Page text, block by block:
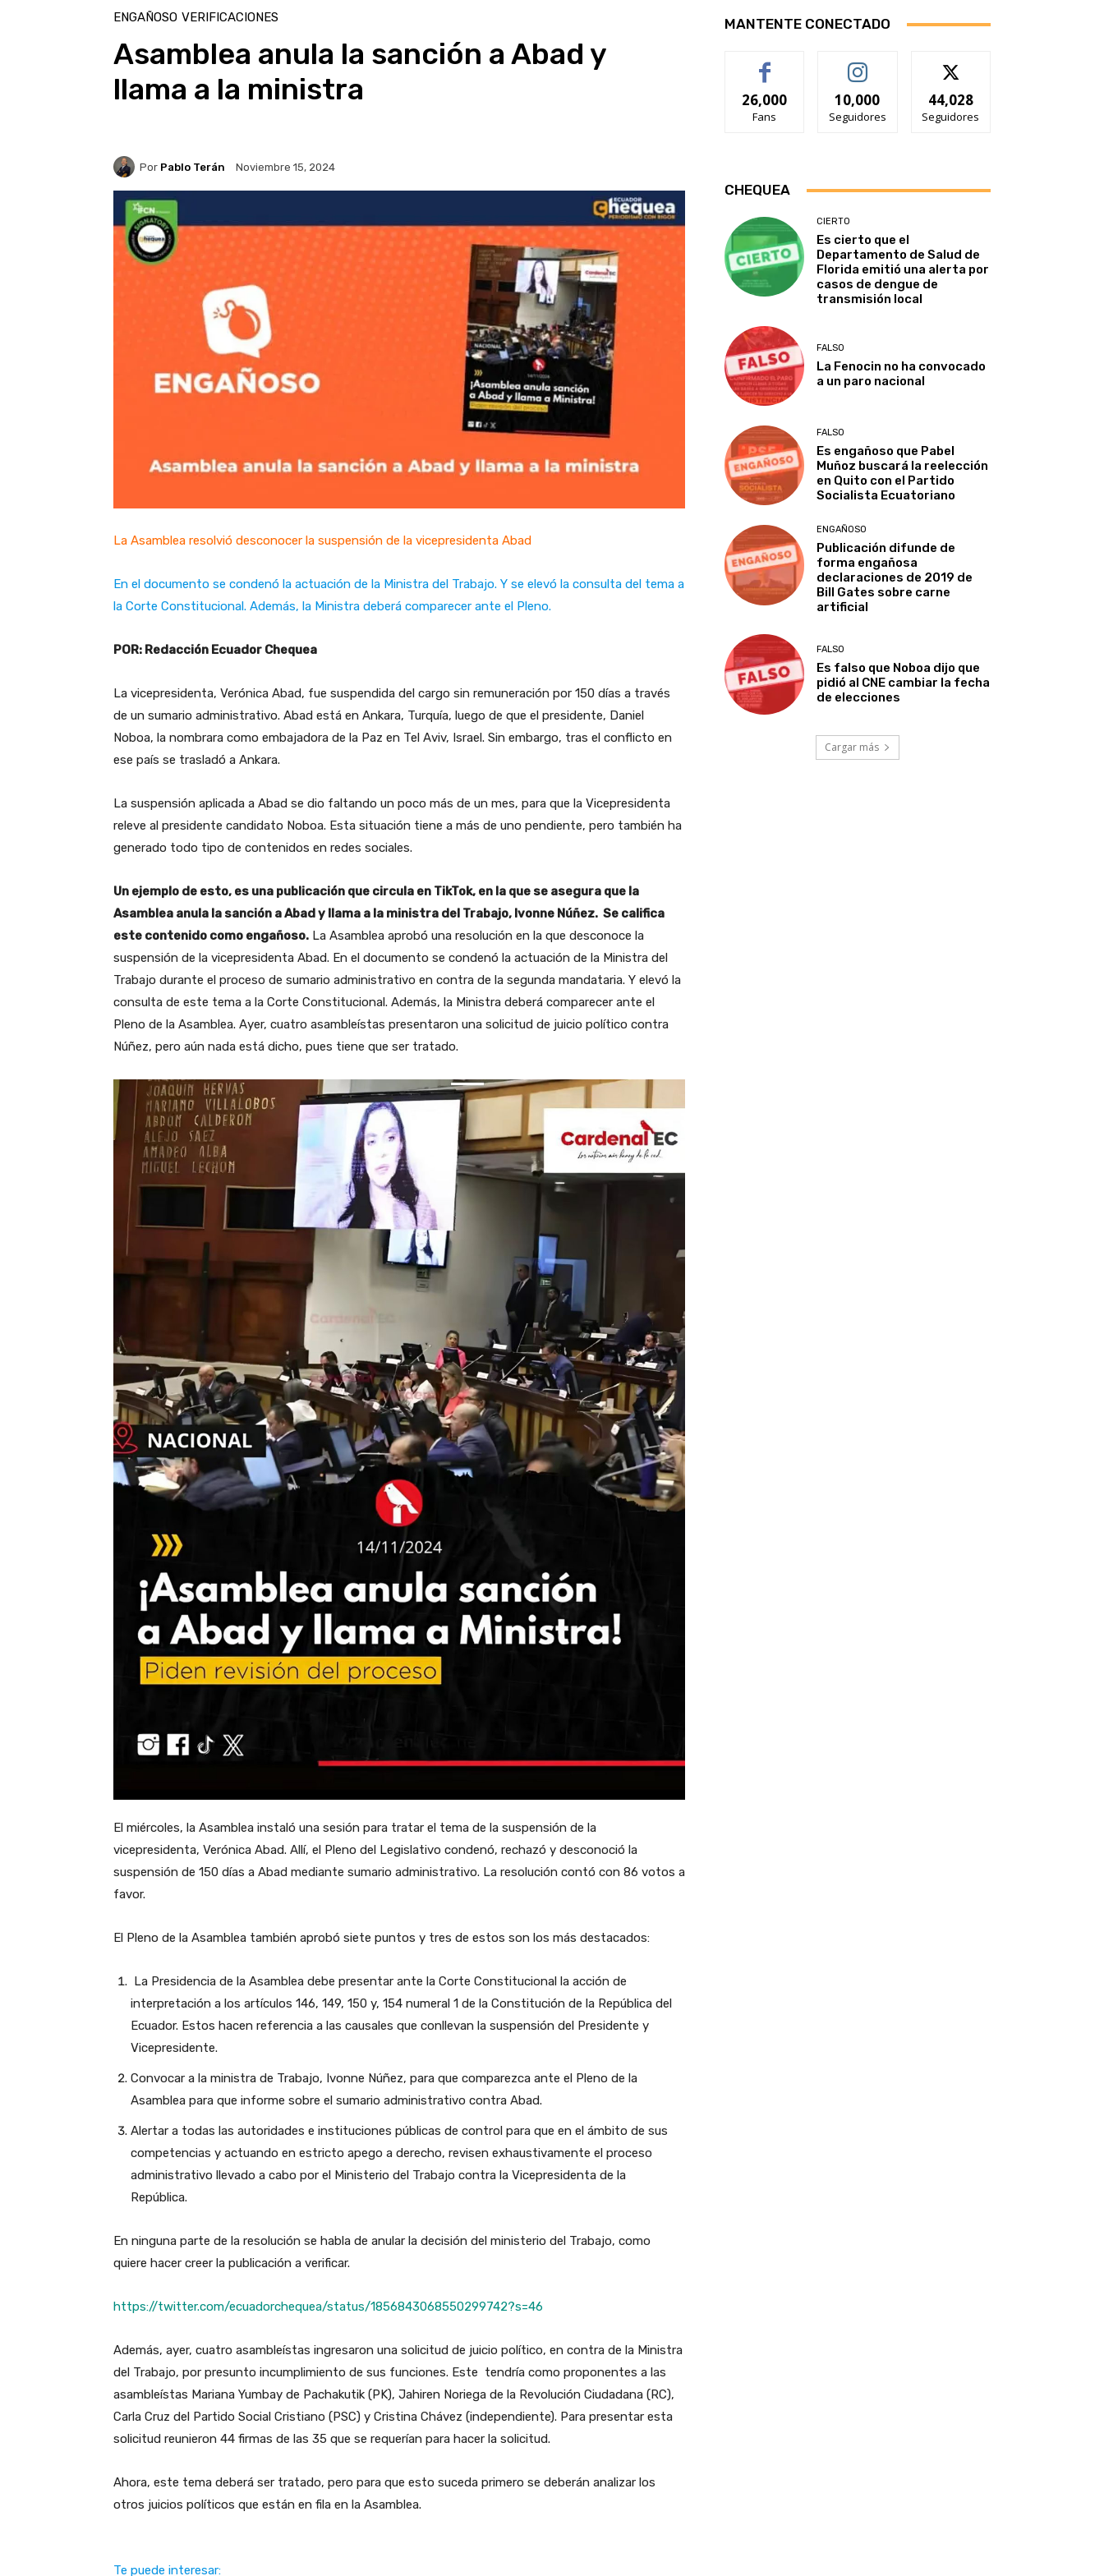
ENGAÑOSO VERIFICACIONES
Asamblea anula la sanción a Abad y
llama a la ministra
Por Pablo Terán Noviembre 15, 2024
La Asamblea resolvió desconocer la suspensión de la vicepresidenta Abad
En el documento se condenó la actuación de la Ministra del Trabajo. Y se elevó la consulta del tema a
la Corte Constitucional. Además, la Ministra deberá comparecer ante el Pleno.
POR: Redacción Ecuador Chequea
La vicepresidenta, Verónica Abad, fue suspendida del cargo sin remuneración por 150 días a través
de un sumario administrativo. Abad está en Ankara, Turquía, luego de que el presidente, Daniel
Noboa, la nombrara como embajadora de la Paz en Tel Aviv, Israel. Sin embargo, tras el conflicto en
ese país se trasladó a Ankara.
La suspensión aplicada a Abad se dio faltando un poco más de un mes, para que la Vicepresidenta
releve al presidente candidato Noboa. Esta situación tiene a más de uno pendiente, pero también ha
generado todo tipo de contenidos en redes sociales.
Un ejemplo de esto, es una publicación que circula en TikTok, en la que se asegura que la
Asamblea anula la sanción a Abad y llama a la ministra del Trabajo, Ivonne Núñez. Se califica
este contenido como engañoso. La Asamblea aprobó una resolución en la que desconoce la
suspensión de la vicepresidenta Abad. En el documento se condenó la actuación de la Ministra del
Trabajo durante el proceso de sumario administrativo en contra de la segunda mandataria. Y elevó la
consulta de este tema a la Corte Constitucional. Además, la Ministra deberá comparecer ante el
Pleno de la Asamblea. Ayer, cuatro asambleístas presentaron una solicitud de juicio político contra
Núñez, pero aún nada está dicho, pues tiene que ser tratado.
El miércoles, la Asamblea instaló una sesión para tratar el tema de la suspensión de la
vicepresidenta, Verónica Abad. Allí, el Pleno del Legislativo condenó, rechazó y desconoció la
suspensión de 150 días a Abad mediante sumario administrativo. La resolución contó con 86 votos a
favor.
El Pleno de la Asamblea también aprobó siete puntos y tres de estos son los más destacados:
La Presidencia de la Asamblea debe presentar ante la Corte Constitucional la acción de
interpretación a los artículos 146, 149, 150 y, 154 numeral 1 de la Constitución de la República del
Ecuador. Estos hacen referencia a las causales que conllevan la suspensión del Presidente y
Vicepresidente.
Convocar a la ministra de Trabajo, Ivonne Núñez, para que comparezca ante el Pleno de la
Asamblea para que informe sobre el sumario administrativo contra Abad.
Alertar a todas las autoridades e instituciones públicas de control para que en el ámbito de sus
competencias y actuando en estricto apego a derecho, revisen exhaustivamente el proceso
administrativo llevado a cabo por el Ministerio del Trabajo contra la Vicepresidenta de la
República.
En ninguna parte de la resolución se habla de anular la decisión del ministerio del Trabajo, como
quiere hacer creer la publicación a verificar.
https://twitter.com/ecuadorchequea/status/1856843068550299742?s=46
Además, ayer, cuatro asambleístas ingresaron una solicitud de juicio político, en contra de la Ministra
del Trabajo, por presunto incumplimiento de sus funciones. Este tendría como proponentes a las
asambleístas Mariana Yumbay de Pachakutik (PK), Jahiren Noriega de la Revolución Ciudadana (RC),
Carla Cruz del Partido Social Cristiano (PSC) y Cristina Chávez (independiente). Para presentar esta
solicitud reunieron 44 firmas de las 35 que se requerían para hacer la solicitud.
Ahora, este tema deberá ser tratado, pero para que esto suceda primero se deberán analizar los
otros juicios políticos que están en fila en la Asamblea.
Te puede interesar:
MANTENTE CONECTADO
26,000
Fans
10,000
Seguidores
44,028
Seguidores
CHEQUEA
CIERTO
Es cierto que el
Departamento de Salud de
Florida emitió una alerta por
casos de dengue de
transmisión local
FALSO
La Fenocin no ha convocado
a un paro nacional
FALSO
Es engañoso que Pabel
Muñoz buscará la reelección
en Quito con el Partido
Socialista Ecuatoriano
ENGAÑOSO
Publicación difunde de
forma engañosa
declaraciones de 2019 de
Bill Gates sobre carne
artificial
FALSO
Es falso que Noboa dijo que
pidió al CNE cambiar la fecha
de elecciones
Cargar más